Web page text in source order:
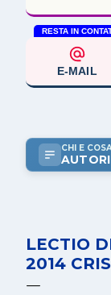
RESTA IN
E-MAIL
CHI E
LECTIO
2014